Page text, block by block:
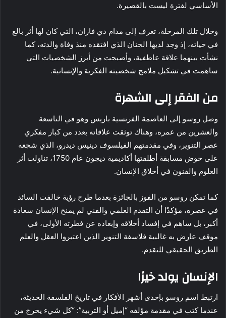
الأساسي لفترة ليست بالقصيرة.
وخلال تلك المرحلة، تعرف إلى مدام دي فاران، التي كان لها أثر بالغ
في حياته، إذ وجد لديها الحنان الذي افتقده منذ وفاة والدته، كما
نشأت بينهما علاقة عاطفية، وأصبحت من أبرز الشخصيات التي
ساهمت في تشكيل ملامح شخصيته الفكرية والإنسانية.
من الفقر إلى الشهرة
وصل روسو إلى العاصمة الفرنسية باريس وهو في التاسعة
والعشرين من عمره، وهناك توثقت علاقاته بعدد من كبار مفكري
عصر التنوير، وفي مقدمتهم الفيلسوف دينيس ديدرو، الذي شجعه
على خوض مسابقة أطلقتها أكاديمية ديجون عام 1750، تناولت أثر
العلوم والفنون في أخلاق الإنسان.
كما تمكن روسو من الفوز بالجائزة بعدما طرح رؤية خالفت السائد
في عصره، مؤكدًا أن التقدم العلمي والفني لم يمنح الإنسان سعادة
أكبر، بل ساهم في إفساد أخلاقه وإبعاده عن فطرته الأولى، في
موقف عارض به غالبية فلاسفة التنوير الذين اعتبروا العقل والعلم
الطريق الحقيقي للتقدم.
الإنسان يولد خيرًا
ارتبط اسم روسو بإحدى أشهر الأفكار في تاريخ الفلسفة الحديثة،
عندما كتب في مقدمة مؤلفه “إميل أو التربية”: “كل شيء يخرج من